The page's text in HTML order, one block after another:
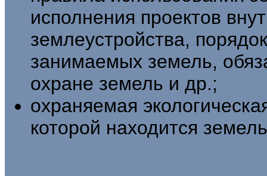
исполнения проектов
землеустройства,
занимаемых земель,
охране зе­мель и др.;
охраняемая
которой нахо­дится